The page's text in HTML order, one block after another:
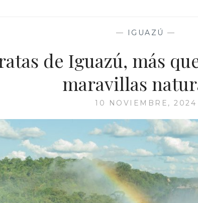
— IGUAZÚ —
de Iguazú, más
maravillas
10 NOVIEMBRE, 2024